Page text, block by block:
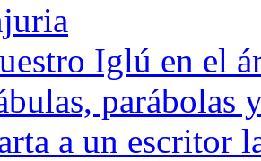
Iglú en el
parábolas
a un escritor